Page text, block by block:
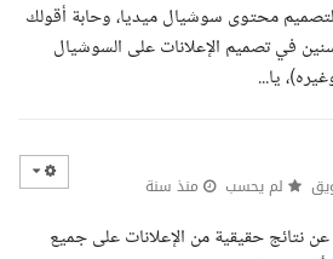
محتوى سوشيال ميديا، وحابة أقولك
عندي خبرة أكثر من 11 سنين في تصميم الإعلانات على السوشيال
يا...
لم يحسب منذ سنة
نتائج حقيقية من الإعلانات على جميع